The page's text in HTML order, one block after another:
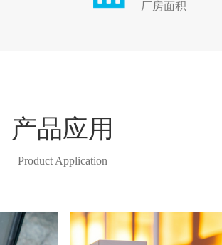
厂房面积
产品应用
Product Application